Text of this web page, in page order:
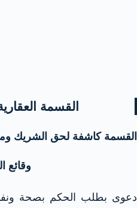
القسمة
القسمة كاشفة لحق الشريك
وقائع
دعوى بطلب الحكم بصحة